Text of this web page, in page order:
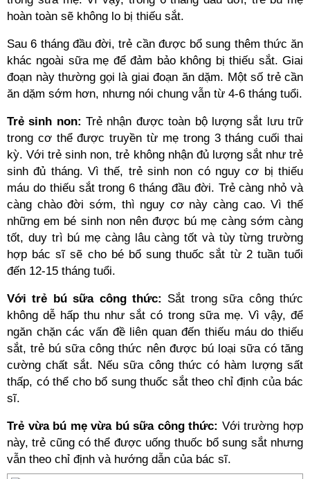
hoàn toàn sẽ không lo bị thiếu sắt.
Sau 6 tháng đầu đời, trẻ cần được bổ sung thêm thức ăn
khác ngoài sữa mẹ để đảm bảo không bị thiếu sắt. Giai
đoạn này thường gọi là giai đoạn ăn dặm. Một số trẻ cần
ăn dặm sớm hơn, nhưng nói chung vẫn từ 4-6 tháng tuổi.
Trẻ sinh non: Trẻ nhận được toàn bộ lượng sắt lưu trữ
trong cơ thể được truyền từ mẹ trong 3 tháng cuối thai
kỳ. Với trẻ sinh non, trẻ không nhận đủ lượng sắt như trẻ
sinh đủ tháng. Vì thế, trẻ sinh non có nguy cơ bị thiếu
máu do thiếu sắt trong 6 tháng đầu đời. Trẻ càng nhỏ và
càng chào đời sớm, thì nguy cơ này càng cao. Vì thế
những em bé sinh non nên được bú mẹ càng sớm càng
tốt, duy trì bú mẹ càng lâu càng tốt và tùy từng trường
hợp bác sĩ sẽ cho bé bổ sung thuốc sắt từ 2 tuần tuổi
đến 12-15 tháng tuổi.
Với trẻ bú sữa công thức: Sắt trong sữa công thức
không dễ hấp thu như sắt có trong sữa mẹ. Vì vậy, để
ngăn chặn các vấn đề liên quan đến thiếu máu do thiếu
sắt, trẻ bú sữa công thức nên được bú loại sữa có tăng
cường chất sắt. Nếu sữa công thức có hàm lượng sất
thấp, có thể cho bổ sung thuốc sắt theo chỉ định của bác
sĩ.
Trẻ vừa bú mẹ vừa bú sữa công thức: Với trường hợp
này, trẻ cũng có thể được uống thuốc bổ sung sắt nhưng
vẫn theo chỉ định và hướng dẫn của bác sĩ.